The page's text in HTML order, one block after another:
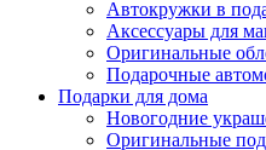
Автокружки в
Аксессуары для
Оригинальные
Подарочные
Подарки для дома
Новогодние
Оригинальные